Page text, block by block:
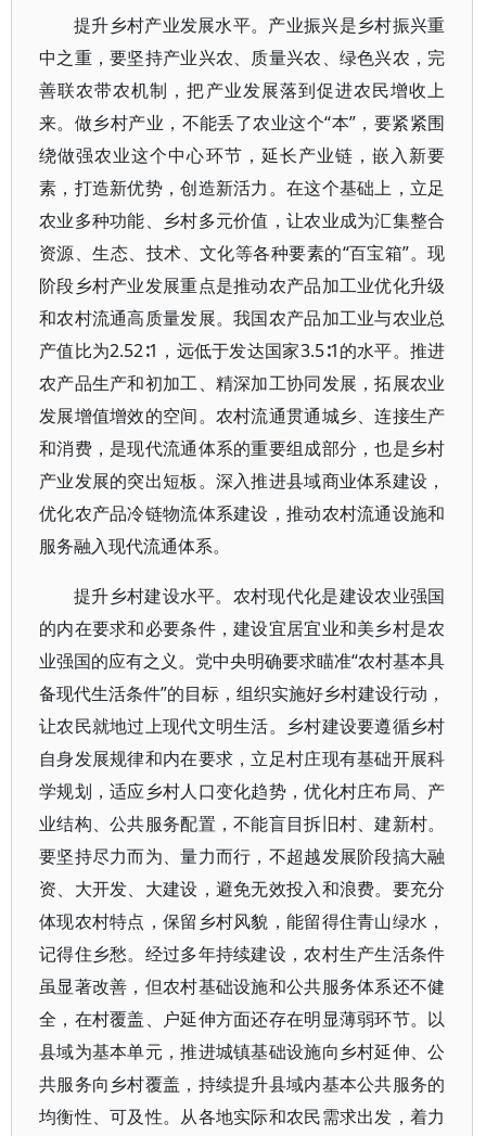
提升乡村产业发展水平。产业振兴是乡村振兴重
中之重，要坚持产业兴农、质量兴农、绿色兴农，完
善联农带农机制，把产业发展落到促进农民增收上
来。做乡村产业，不能丢了农业这个“本”，要紧紧围
绕做强农业这个中心环节，延长产业链，嵌入新要
素，打造新优势，创造新活力。在这个基础上，立足
农业多种功能、乡村多元价值，让农业成为汇集整合
资源、生态、技术、文化等各种要素的“百宝箱”。现
阶段乡村产业发展重点是推动农产品加工业优化升级
和农村流通高质量发展。我国农产品加工业与农业总
产值比为2.52∶1，远低于发达国家3.5∶1的水平。推进
农产品生产和初加工、精深加工协同发展，拓展农业
发展增值增效的空间。农村流通贯通城乡、连接生产
和消费，是现代流通体系的重要组成部分，也是乡村
产业发展的突出短板。深入推进县域商业体系建设，
优化农产品冷链物流体系建设，推动农村流通设施和
服务融入现代流通体系。
提升乡村建设水平。农村现代化是建设农业强国
的内在要求和必要条件，建设宜居宜业和美乡村是农
业强国的应有之义。党中央明确要求瞄准“农村基本具
备现代生活条件”的目标，组织实施好乡村建设行动，
让农民就地过上现代文明生活。乡村建设要遵循乡村
自身发展规律和内在要求，立足村庄现有基础开展科
学规划，适应乡村人口变化趋势，优化村庄布局、产
业结构、公共服务配置，不能盲目拆旧村、建新村。
要坚持尽力而为、量力而行，不超越发展阶段搞大融
资、大开发、大建设，避免无效投入和浪费。要充分
体现农村特点，保留乡村风貌，能留得住青山绿水，
记得住乡愁。经过多年持续建设，农村生产生活条件
虽显著改善，但农村基础设施和公共服务体系还不健
全，在村覆盖、户延伸方面还存在明显薄弱环节。以
县域为基本单元，推进城镇基础设施向乡村延伸、公
共服务向乡村覆盖，持续提升县域内基本公共服务的
均衡性、可及性。从各地实际和农民需求出发，着力